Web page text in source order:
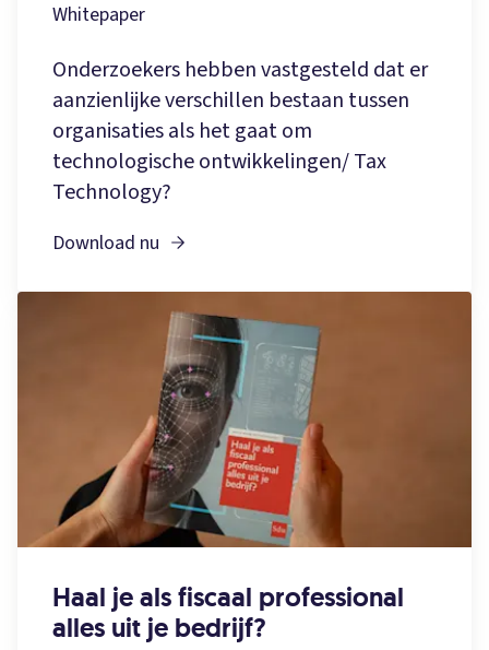
Whitepaper
Onderzoekers hebben vastgesteld dat er
aanzienlijke verschillen bestaan tussen
organisaties als het gaat om
technologische ontwikkelingen/ Tax
Technology?
Download nu
Haal je als fiscaal professional
alles uit je bedrijf?